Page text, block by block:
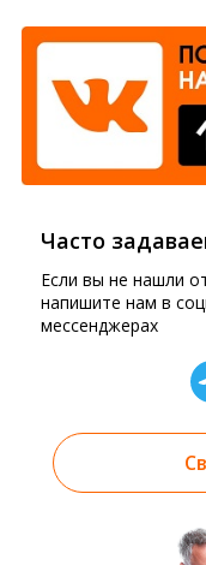
Часто
Если вы не нашли
напишите нам в
мессенджерах